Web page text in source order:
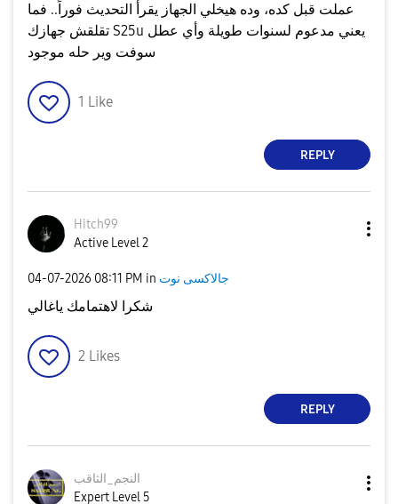
عملت قبل كده، وده هيخلي الجهاز يقرأ التحديث فوراً.. فما
تقلقش جهازك S25u يعني مدعوم لسنوات طويلة وأي عطل
سوفت وير حله موجود
1 Like
REPLY
Hitch99
Active Level 2
‎04-07-2026 08:11 PM in جالاكسى نوت
شكرا لاهتمامك ياغالي
2 Likes
REPLY
النجم_الثاقب
Expert Level 5